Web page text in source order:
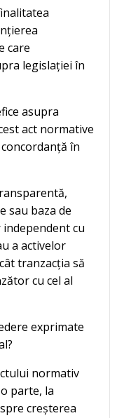
care
legislației în
asupra
act normative
în
sau baza de
cu
a activelor
tranzacția să
cu cel al
exprimate
normativ
parte, la
creșterea